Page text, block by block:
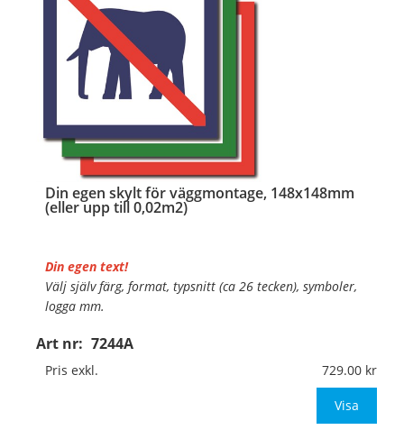
Din egen skylt för väggmontage, 148x148mm
(eller upp till 0,02m2)
Art nr: 7244A
Din egen text!
Välj själv färg, format, typsnitt (ca 26 tecken), symboler,
logga mm.
Material:Plan aluminium, 0,7mm (väggmontage)
Mått:148x148mm (eller annat mått upp till 0,02m²)
Pris exkl. 729.00
Visa